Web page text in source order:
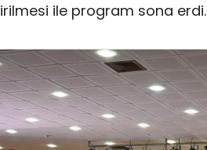
ile program sona erdi.